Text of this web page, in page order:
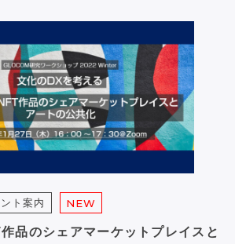
ト案内 NEW
品のシェアマーケットプレイスと